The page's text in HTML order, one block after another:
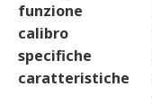
funzione
calibro
specifiche
caratteristiche